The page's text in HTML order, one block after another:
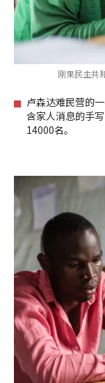
刚果民主共
卢森达难民营的
含家人消息的手
14000名。